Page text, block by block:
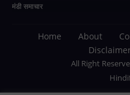
मंडी समाचार
Home About
All Right